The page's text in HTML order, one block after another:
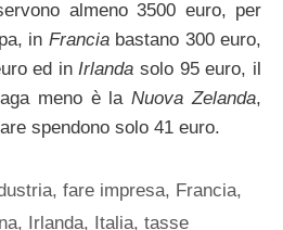
almeno 3500 euro, per
in Franciabastano 300 euro,
ed inIrlanda solo 95 euro, il
meno è laNuova Zelanda,
spendono solo 41 euro.
,fare impresa, Francia,
, Irlanda, Italia, tasse